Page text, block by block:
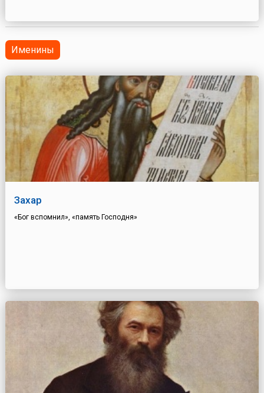
ступеней, по кото...
Именины
Захар
«Бог вспомнил», «память Господня»